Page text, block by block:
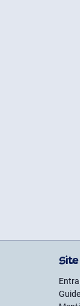
Site